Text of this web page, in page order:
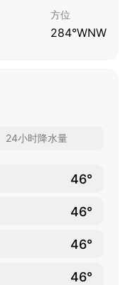
方位
284°WNW
24小时降水量
46°
46°
46°
46°